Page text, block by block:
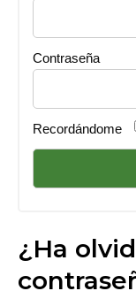
Contraseña
Recordándome
¿Ha